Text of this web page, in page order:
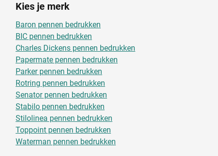
Kies je merk
Baron pennen bedrukken
BIC pennen bedrukken
Charles Dickens pennen bedrukken
Papermate pennen bedrukken
Parker pennen bedrukken
Rotring pennen bedrukken
Senator pennen bedrukken
Stabilo pennen bedrukken
Stilolinea pennen bedrukken
Toppoint pennen bedrukken
Waterman pennen bedrukken